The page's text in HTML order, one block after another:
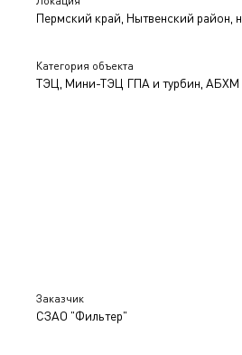
Пермский край, Нытвенский район,
Категория объекта
ТЭЦ, Мини-ТЭЦ ГПА и турбин, АБХМ
Заказчик
СЗАО "Фильтер"